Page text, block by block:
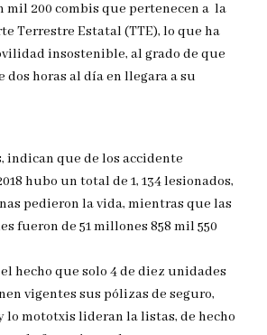
mil 200 combis que pertenecen a la
Terrestre Estatal (TTE), lo que ha
insostenible, al grado de que
dos horas al día en llegara a su
indican que de los accidente
hubo un total de 1, 134 lesionados,
pedieron la vida, mientras que las
fueron de 51 millones 858 mil 550
hecho que solo 4 de diez unidades
vigentes sus pólizas de seguro,
lo mototxis lideran la listas, de hecho